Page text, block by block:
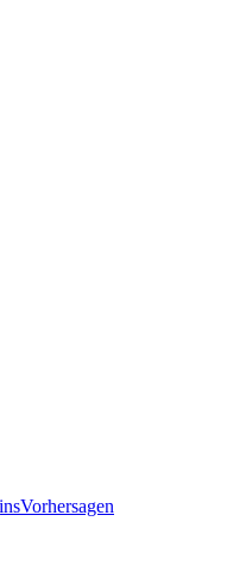
Vorhersagen